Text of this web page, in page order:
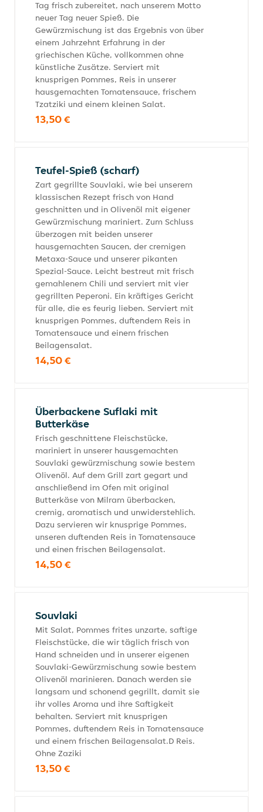
Tag frisch zubereitet, nach unserem Motto
neuer Tag neuer Spieß. Die
Gewürzmischung ist das Ergebnis von über
einem Jahrzehnt Erfahrung in der
griechischen Küche, vollkommen ohne
künstliche Zusätze. Serviert mit
knusprigen Pommes, Reis in unserer
hausgemachten Tomatensauce, frischem
Tzatziki und einem kleinen Salat.
13,50 €
Teufel-Spieß (scharf)
Zart gegrillte Souvlaki, wie bei unserem
klassischen Rezept frisch von Hand
geschnitten und in Olivenöl mit eigener
Gewürzmischung mariniert. Zum Schluss
überzogen mit beiden unserer
hausgemachten Saucen, der cremigen
Metaxa-Sauce und unserer pikanten
Spezial-Sauce. Leicht bestreut mit frisch
gemahlenem Chili und serviert mit vier
gegrillten Peperoni. Ein kräftiges Gericht
für alle, die es feurig lieben. Serviert mit
knusprigen Pommes, duftendem Reis in
Tomatensauce und einem frischen
Beilagensalat.
14,50 €
Überbackene Suflaki mit
Butterkäse
Frisch geschnittene Fleischstücke,
mariniert in unserer hausgemachten
Souvlaki gewürzmischung sowie bestem
Olivenöl. Auf dem Grill zart gegart und
anschließend im Ofen mit original
Butterkäse von Milram überbacken,
cremig, aromatisch und unwiderstehlich.
Dazu servieren wir knusprige Pommes,
unseren duftenden Reis in Tomatensauce
und einen frischen Beilagensalat.
14,50 €
Souvlaki
Mit Salat, Pommes frites unzarte, saftige
Fleischstücke, die wir täglich frisch von
Hand schneiden und in unserer eigenen
Souvlaki-Gewürzmischung sowie bestem
Olivenöl marinieren. Danach werden sie
langsam und schonend gegrillt, damit sie
ihr volles Aroma und ihre Saftigkeit
behalten. Serviert mit knusprigen
Pommes, duftendem Reis in Tomatensauce
und einem frischen Beilagensalat.D Reis.
Ohne Zaziki
13,50 €